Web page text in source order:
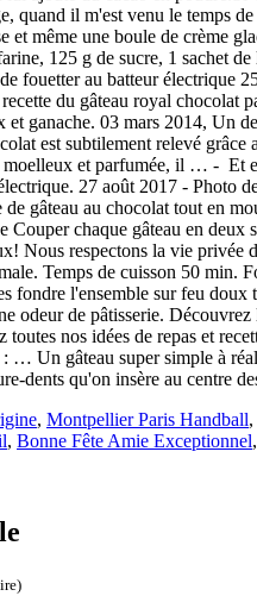
, Montpellier Paris Handball,
, Bonne Fête Amie Exceptionnel,